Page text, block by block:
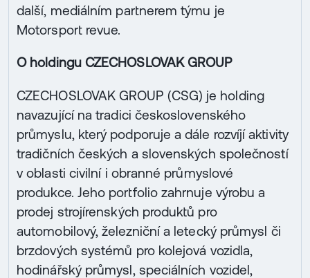
další, mediálním partnerem týmu je
Motorsport revue.
O holdingu CZECHOSLOVAK GROUP
CZECHOSLOVAK GROUP (CSG) je holding
navazující na tradici československého
průmyslu, který podporuje a dále rozvíjí aktivity
tradičních českých a slovenských společností
v oblasti civilní i obranné průmyslové
produkce. Jeho portfolio zahrnuje výrobu a
prodej strojírenských produktů pro
automobilový, železniční a letecký průmysl či
brzdových systémů pro kolejová vozidla,
hodinářský průmysl, speciálních vozidel,